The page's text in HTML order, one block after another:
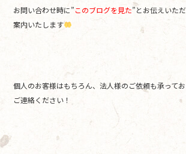
お問い合わせ時に”このブログを見た”とお伝えいた
案内いたします
個人のお客様はもちろん、法人様のご依頼も承って
ご連絡ください！